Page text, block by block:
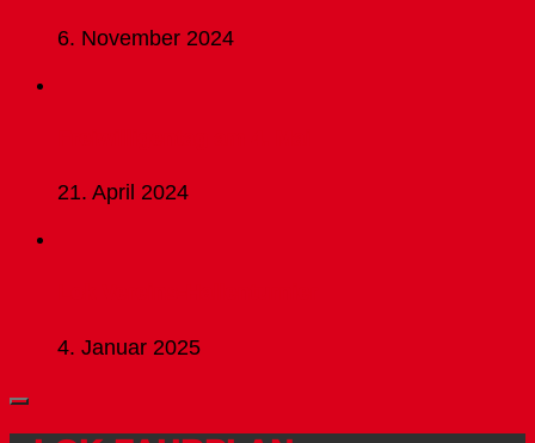
6. November 2024
21. April 2024
4. Januar 2025